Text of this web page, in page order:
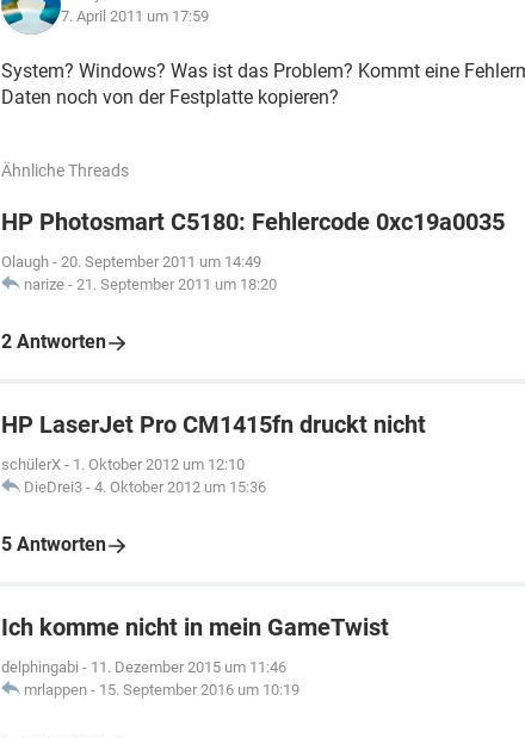
7. April 2011 um 17:59
System? Windows? Was ist das Problem? Kommt eine
Daten noch von der Festplatte kopieren?
Ähnliche Threads
HP Photosmart C5180: Fehlercode 0xc19a0035
Olaugh - 20. September 2011 um 14:49
narize - 21. September 2011 um 18:20
2 Antworten
HP LaserJet Pro CM1415fn druckt nicht
schülerX - 1. Oktober 2012 um 12:10
DieDrei3 - 4. Oktober 2012 um 15:36
5 Antworten
Ich komme nicht in mein GameTwist
delphingabi - 11. Dezember 2015 um 11:46
mrlappen - 15. September 2016 um 10:19